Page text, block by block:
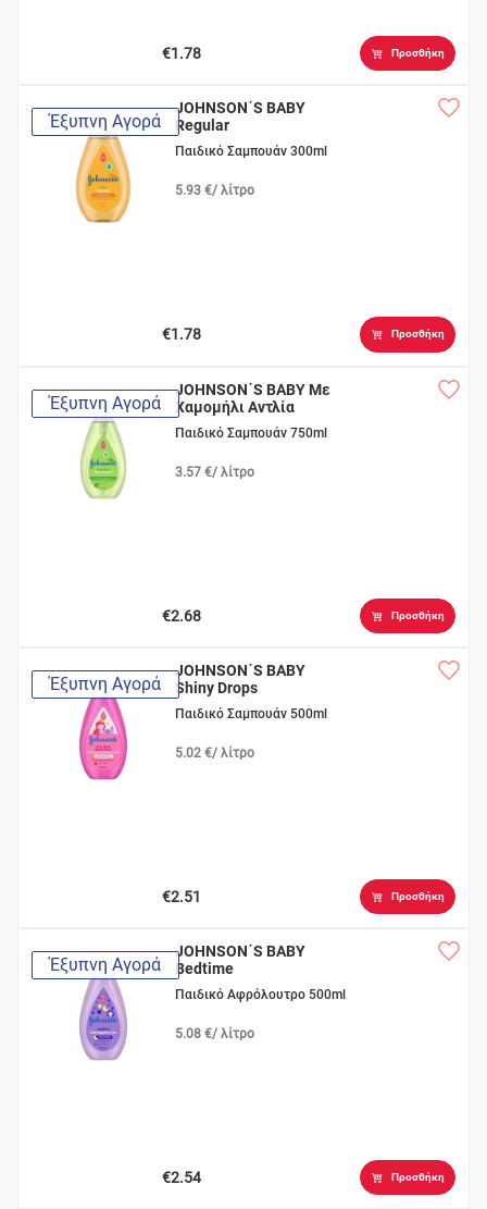
€1.78 Προσθήκη
Έξυπνη Αγορά
JOHNSON΄S BABY
Regular
Παιδικό Σαμπουάν 300ml
5.93 €/ λίτρο
€1.78 Προσθήκη
Έξυπνη Αγορά
JOHNSON΄S BABY Με
Χαμομήλι Αντλία
Παιδικό Σαμπουάν 750ml
3.57 €/ λίτρο
€2.68 Προσθήκη
Έξυπνη Αγορά
JOHNSON΄S BABY
Shiny Drops
Παιδικό Σαμπουάν 500ml
5.02 €/ λίτρο
€2.51 Προσθήκη
Έξυπνη Αγορά
JOHNSON΄S BABY
Bedtime
Παιδικό Αφρόλουτρο 500ml
5.08 €/ λίτρο
€2.54 Προσθήκη